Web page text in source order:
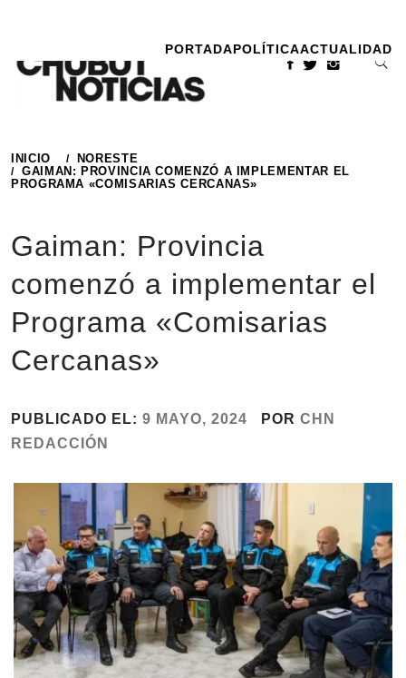
contenido
PORTADAPOLÍTICAACTUALIDAD
INICIO
NORESTE
GAIMAN: PROVINCIA COMENZÓ A IMPLEMENTAR EL
PROGRAMA «COMISARIAS CERCANAS»
Gaiman: Provincia
comenzó a implementar el
Programa «Comisarias
Cercanas»
PUBLICADO EL: 9 MAYO, 2024 POR CHN
REDACCIÓN